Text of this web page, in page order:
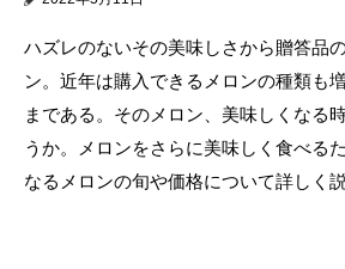
ハズレのないその美味しさから贈答品
ン。近年は購入できるメロンの種類も
まである。そのメロン、美味しくなる
うか。メロンをさらに美味しく食べる
なるメロンの旬や価格について詳しく説